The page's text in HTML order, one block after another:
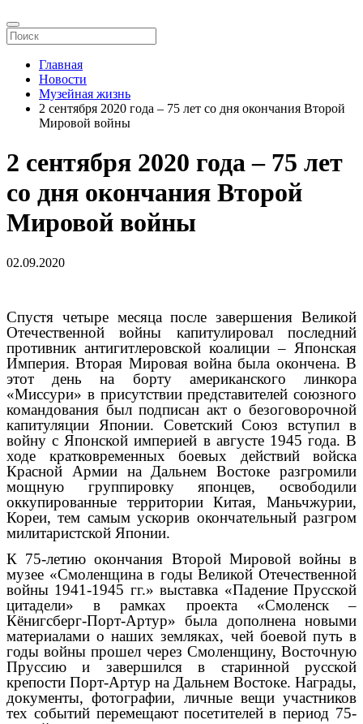
Главная
Новости
Музейная жизнь
2 сентября 2020 года – 75 лет со дня окончания Второй
Мировой войны
2 сентября 2020 года – 75 лет
со дня окончания Второй
Мировой войны
02.09.2020
Спустя четыре месяца после завершения Великой
Отечественной войны капитулировал последний
противник антигитлеровской коалиции – Японская
Империя. Вторая Мировая война была окончена. В
этот день на борту американского линкора
«Миссури» в присутствии представителей союзного
командования был подписан акт о безоговорочной
капитуляции Японии. Советский Союз вступил в
войну с Японской империей в августе 1945 года. В
ходе кратковременных боевых действий войска
Красной Армии на Дальнем Востоке разгромили
мощную группировку японцев, освободили
оккупированные территории Китая, Маньчжурии,
Кореи, тем самым ускорив окончательный разгром
милитаристской Японии.
К 75-летию окончания Второй Мировой войны в
музее «Смоленщина в годы Великой Отечественной
войны 1941-1945 гг.» выставка «Падение Прусской
цитадели» в рамках проекта «Смоленск –
Кёнигсберг-Порт-Артур» была дополнена новыми
материалами о наших земляках, чей боевой путь в
годы войны прошел через Смоленщину, Восточную
Пруссию и завершился в старинной русской
крепости Порт-Артур на Дальнем Востоке. Награды,
документы, фотографии, личные вещи участников
тех событий перемещают посетителей в период 75-